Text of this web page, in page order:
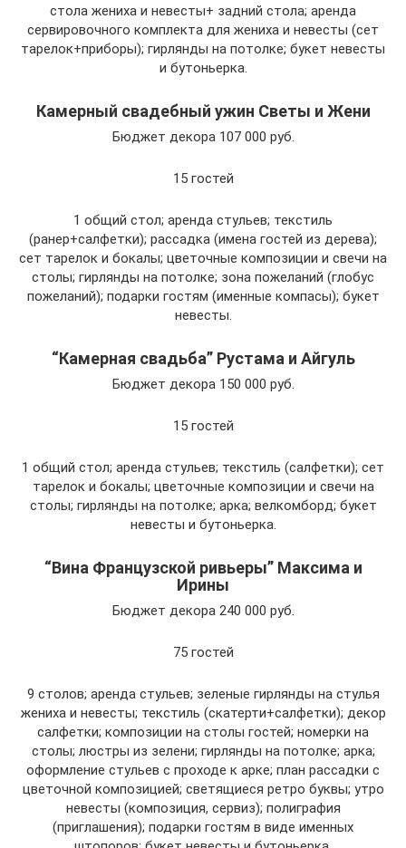
стола жениха и невесты+ задний стола; аренда
сервировочного комплекта для жениха и невесты (сет
тарелок+приборы); гирлянды на потолке; букет невесты
и бутоньерка.
Камерный свадебный ужин Светы и Жени
Бюджет декора 107 000 руб.
15 гостей
1 общий стол; аренда стульев; текстиль
(ранер+салфетки); рассадка (имена гостей из дерева);
сет тарелок и бокалы; цветочные композиции и свечи на
столы; гирлянды на потолке; зона пожеланий (глобус
пожеланий); подарки гостям (именные компасы); букет
невесты.
“Камерная свадьба” Рустама и Айгуль
Бюджет декора 150 000 руб.
15 гостей
1 общий стол; аренда стульев; текстиль (салфетки); сет
тарелок и бокалы; цветочные композиции и свечи на
столы; гирлянды на потолке; арка; велкомборд; букет
невесты и бутоньерка.
“Вина Французской ривьеры” Максима и
Ирины
Бюджет декора 240 000 руб.
75 гостей
9 столов; аренда стульев; зеленые гирлянды на стулья
жениха и невесты; текстиль (скатерти+салфетки); декор
салфетки; композиции на столы гостей; номерки на
столы; люстры из зелени; гирлянды на потолке; арка;
оформление стульев с проходе к арке; план рассадки с
цветочной композицией; светящиеся ретро буквы; утро
невесты (композиция, сервиз); полиграфия
(приглашения); подарки гостям в виде именных